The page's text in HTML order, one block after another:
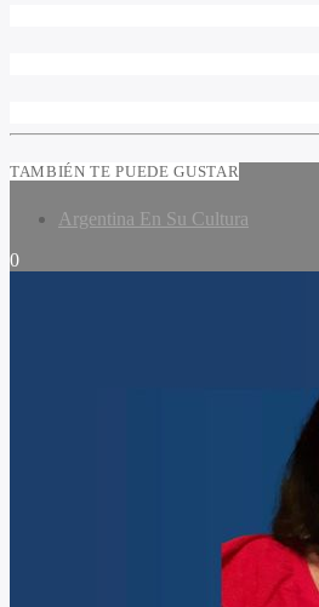
TAMBIÉN TE PUEDE GUSTAR
Argentina En Su Cultura
0